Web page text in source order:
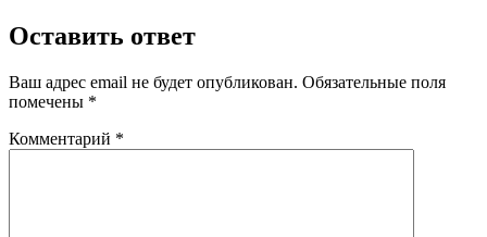
Оставить ответ
Ваш адрес email не будет опубликован. Обязательные поля
помечены *
Комментарий *